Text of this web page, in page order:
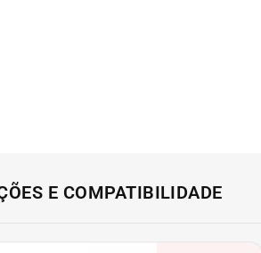
E COMPATIBILIDADE